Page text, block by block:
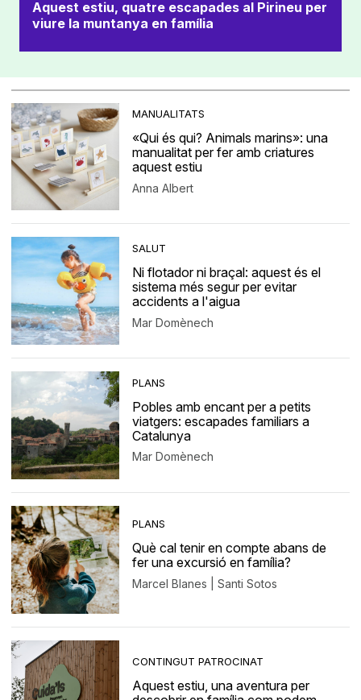
Aquest estiu, quatre escapades al Pirineu per
viure la muntanya en família
MANUALITATS
«Qui és qui? Animals marins»: una
manualitat per fer amb criatures
aquest estiu
Anna Albert
SALUT
Ni flotador ni braçal: aquest és el
sistema més segur per evitar
accidents a l'aigua
Mar Domènech
PLANS
Pobles amb encant per a petits
viatgers: escapades familiars a
Catalunya
Mar Domènech
PLANS
Què cal tenir en compte abans de
fer una excursió en família?
Marcel Blanes | Santi Sotos
CONTINGUT PATROCINAT
Aquest estiu, una aventura per